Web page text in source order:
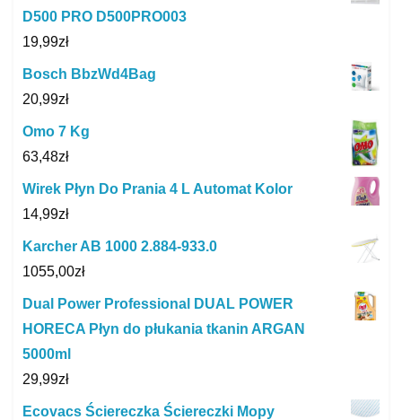
D500 PRO D500PRO003
19,99zł
Bosch BbzWd4Bag
20,99zł
Omo 7 Kg
63,48zł
Wirek Płyn Do Prania 4 L Automat Kolor
14,99zł
Karcher AB 1000 2.884-933.0
1055,00zł
Dual Power Professional DUAL POWER
HORECA Płyn do płukania tkanin ARGAN
5000ml
29,99zł
Ecovacs Ściereczka Ściereczki Mopy